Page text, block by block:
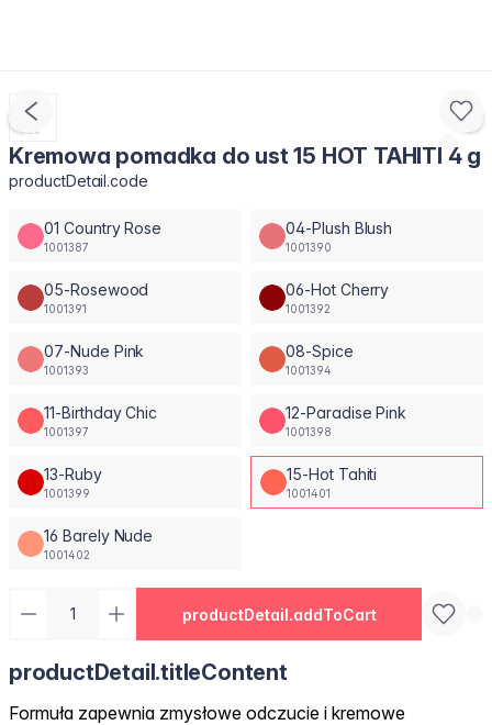
Kremowa pomadka do ust 15 HOT TAHITI 4 g
productDetail.code
01 Country Rose
1001387
04-Plush Blush
1001390
05-Rosewood
1001391
06-Hot Cherry
1001392
07-Nude Pink
1001393
08-Spice
1001394
11-Birthday Chic
1001397
12-Paradise Pink
1001398
13-Ruby
1001399
15-Hot Tahiti
1001401
16 Barely Nude
1001402
productDetail.addToCart
productDetail.titleContent
Formuła zapewnia zmysłowe odczucie i kremowe